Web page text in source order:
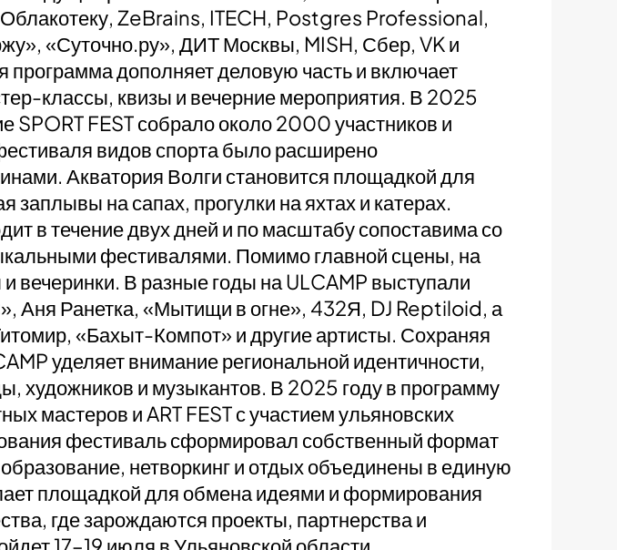
ZeBrains, ITECH, Postgres Professional,
«Суточно.ру», ДИТ Москвы, MISH, Сбер, VK и
дополняет деловую часть и включает
классы, квизы и вечерние мероприятия. В 2025
SPORT FEST собрало около 2000 участников и
видов спорта было расширено
Акватория Волги становится площадкой для
заплывы на сапах, прогулки на яхтах и катерах.
в течение двух дней и по масштабу сопоставима со
фестивалями. Помимо главной сцены, на
вечеринки. В разные годы на ULCAMP выступали
Аня Ранетка, «Мытищи в огне», 432Я, DJ Reptiloid, а
«Бахыт-Компот» и другие артисты. Сохраняя
уделяет внимание региональной идентичности,
художников и музыкантов. В 2025 году в программу
мастеров и ART FEST с участием ульяновских
фестиваль сформировал собственный формат
нетворкинг и отдых объединены в единую
площадкой для обмена идеями и формирования
где зарождаются проекты, партнерства и